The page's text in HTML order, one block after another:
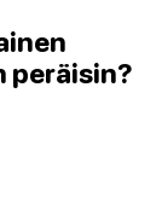
peräisin?